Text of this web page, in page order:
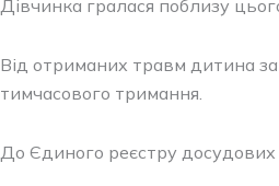
Дівчинка гралася поблизу
Від отриманих травм дитина
тимчасового тримання.
До Єдиного реєстру досудових